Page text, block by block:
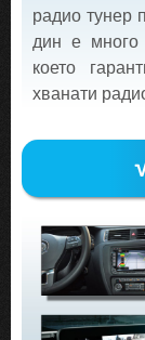
радио тунер
дин е много
което
хванати